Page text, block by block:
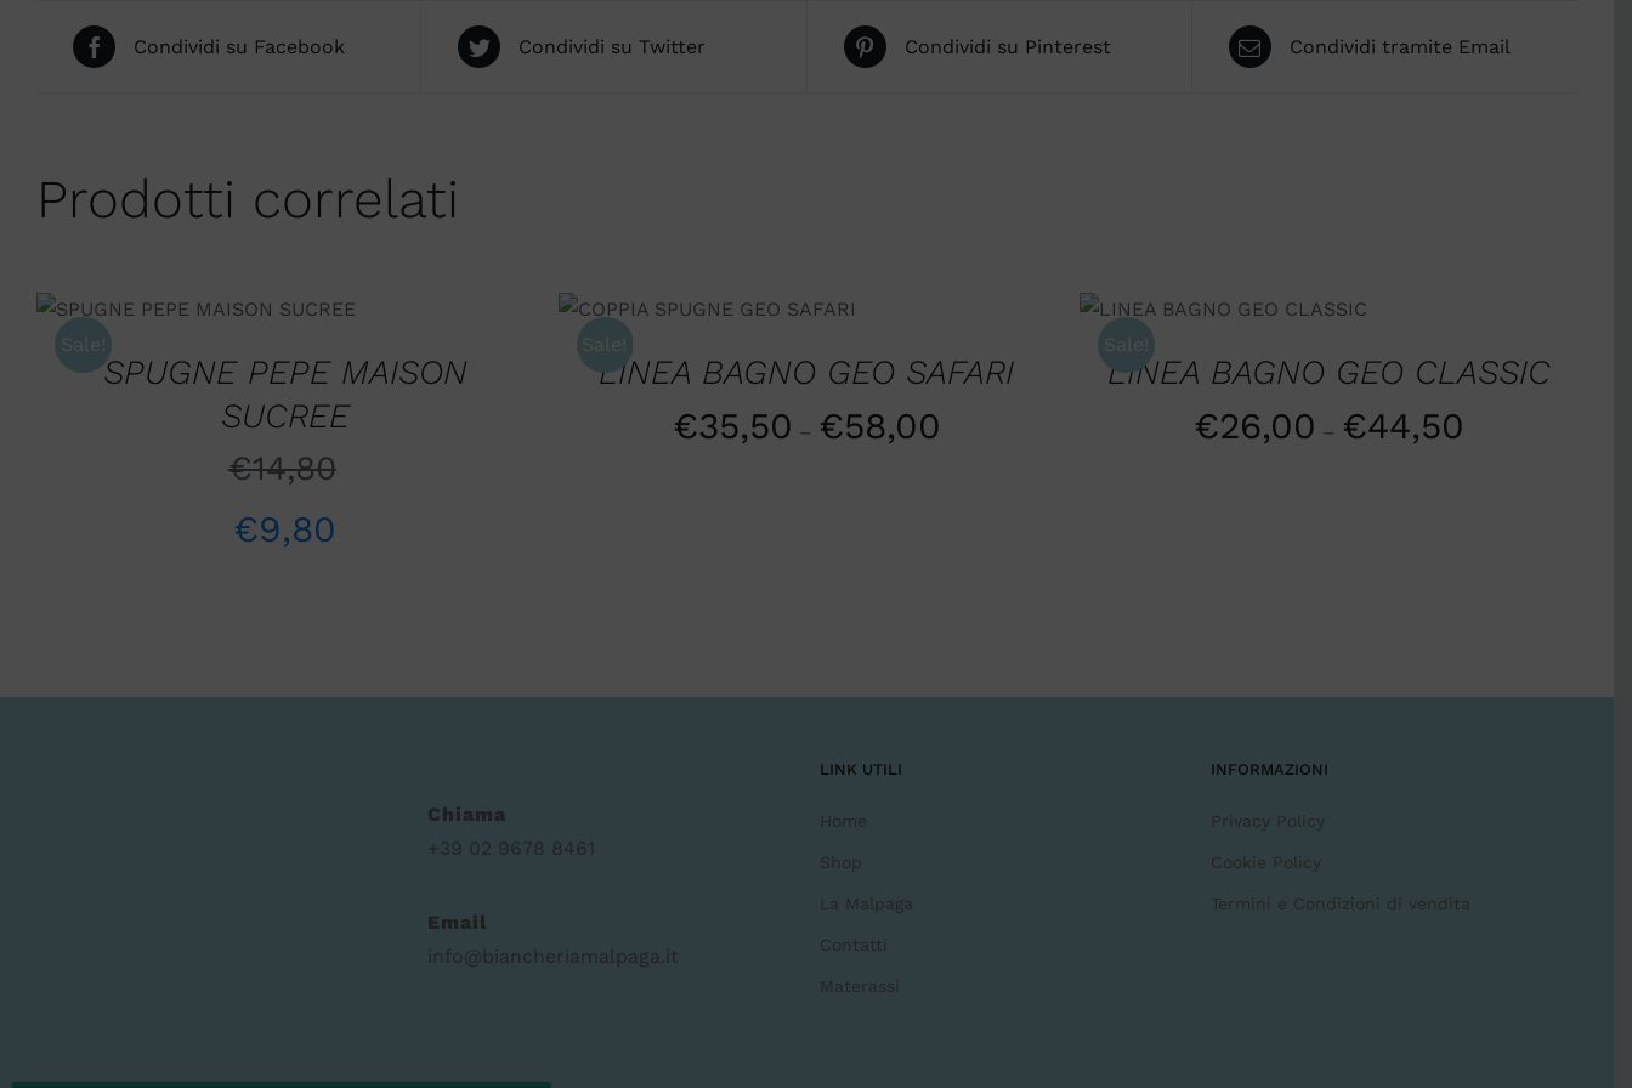
Condividi su Facebook Condividi su Twitter Condividi su Pinterest Condividi tramite Email
Prodotti correlati
Sale!
SCEGLI / QUICK VIEW
SPUGNE PEPE MAISON
SUCREE
€14,80
€9,80
Sale!
SCEGLI / QUICK VIEW
LINEA BAGNO GEO SAFARI
€35,50 – €58,00
Sale!
SCEGLI / QUICK VIEW
LINEA BAGNO GEO CLASSIC
€26,00 – €44,50
Chiama
+39 02 9678 8461
Email
info@biancheriamalpaga.it
LINK UTILI
Home
Shop
La Malpaga
Contatti
Materassi
INFORMAZIONI
Privacy Policy
Cookie Policy
Termini e Condizioni di vendita